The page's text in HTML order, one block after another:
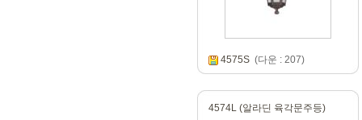
4575S(다운 : 207)
4574L (알라딘 육각문주등)